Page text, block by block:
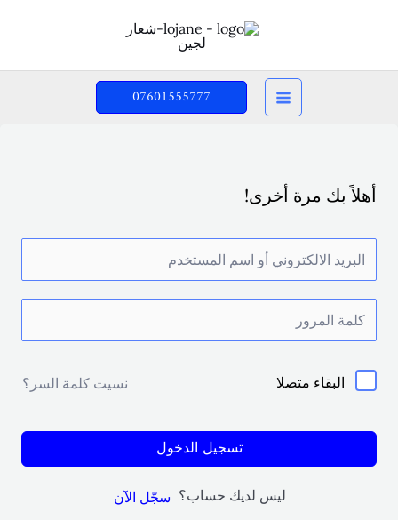
07601555777
أهلاً بك مرة أخرى!
البقاء متصلا نسيت كلمة السر؟
تسجيل الدخول
ليس لديك حساب؟ سجّل الآن